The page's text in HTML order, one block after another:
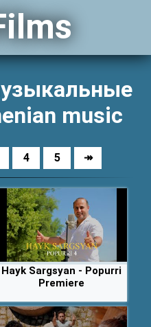
music
4 5 ↠
Hayk Sargsyan - Popurri
Premiere